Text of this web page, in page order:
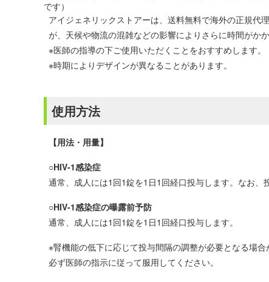
です）
アイジェネリックストアーは、送料無料で海外の正規代
が、天候や物流の混雑などの影響によりさらに時間がか
※医師の指導の下ご使用いただくことをおすすめします。
※時期によりデザインが異なることがあります。
使用方法
【用法・用量】
○HIV-1感染症
通常、成人には1回1錠を1日1回経口投与します。なお、
○HIV-1感染症の曝露前予防
通常、成人には1回1錠を1日1回経口投与します。
※腎機能の低下に応じて投与間隔の調整が必要となる場
必ず医師の指示に従って服用してください。